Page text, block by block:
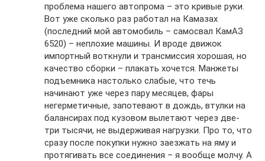
проблема нашего автопрома – это кривые руки.
Вот уже сколько раз работал на Камазах
(последний мой автомобиль – самосвал КамАЗ
6520) – неплохие машины. И вроде движок
импортный воткнули и трансмиссия хорошая, но
качество сборки – плакать хочется. Манжеты
подъемника настолько слабые, что течь
начинают уже через пару месяцев, фары
негерметичные, запотевают в дождь, втулки на
балансирах под кузовом вылетают через две-
три тысячи, не выдерживая нагрузки. Про то, что
сразу после покупки нужно заезжать на яму и
протягивать все соединения – я вообще молчу. А